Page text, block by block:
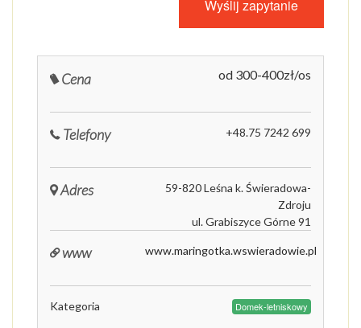
Cena od 300-400zł/os
Telefony +48.75 7242 699
Adres
59-820 Leśna k. Świeradowa-
Zdroju
ul. Grabiszyce Górne 91
www www.maringotka.wswieradowie.pl
Kategoria Domek-letniskowy